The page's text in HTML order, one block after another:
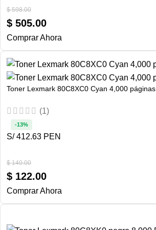
$598.00
$ 505.00
Comprar Ahora
Toner Lexmark 80C8XC0 Cyan 4,000 páginas
(1)
$140.00
$ 122.00
-13%
S/ 412.63 PEN
Comprar Ahora